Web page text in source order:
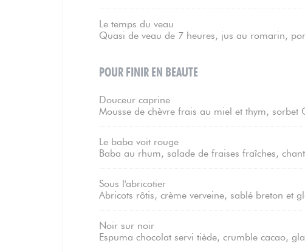
Le temps du veau
Quasi de veau de 7 heures, jus au romarin,
POUR FINIR EN BEAUTE
Douceur caprine
Mousse de chèvre frais au miel et thym, sorbet
Le baba voit rouge
Baba au rhum, salade de fraises fraîches,
Sous l'abricotier
Abricots rôtis, crème verveine, sablé breton et
Noir sur noir
Espuma chocolat servi tiède, crumble cacao,